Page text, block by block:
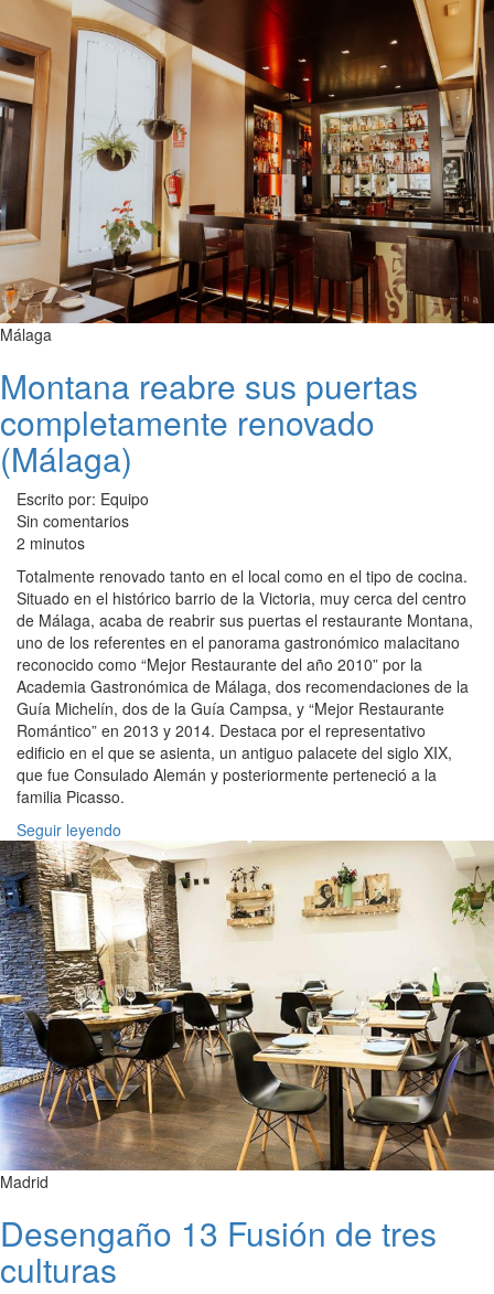
Málaga
Montana reabre sus puertas
completamente renovado
(Málaga)
Escrito por: Equipo
Sin comentarios
2 minutos
Totalmente renovado tanto en el local como en el tipo de cocina.
Situado en el histórico barrio de la Victoria, muy cerca del centro
de Málaga, acaba de reabrir sus puertas el restaurante Montana,
uno de los referentes en el panorama gastronómico malacitano
reconocido como “Mejor Restaurante del año 2010” por la
Academia Gastronómica de Málaga, dos recomendaciones de la
Guía Michelín, dos de la Guía Campsa, y “Mejor Restaurante
Romántico” en 2013 y 2014. Destaca por el representativo
edificio en el que se asienta, un antiguo palacete del siglo XIX,
que fue Consulado Alemán y posteriormente perteneció a la
familia Picasso.
Seguir leyendo
Madrid
Desengaño 13 Fusión de tres
culturas